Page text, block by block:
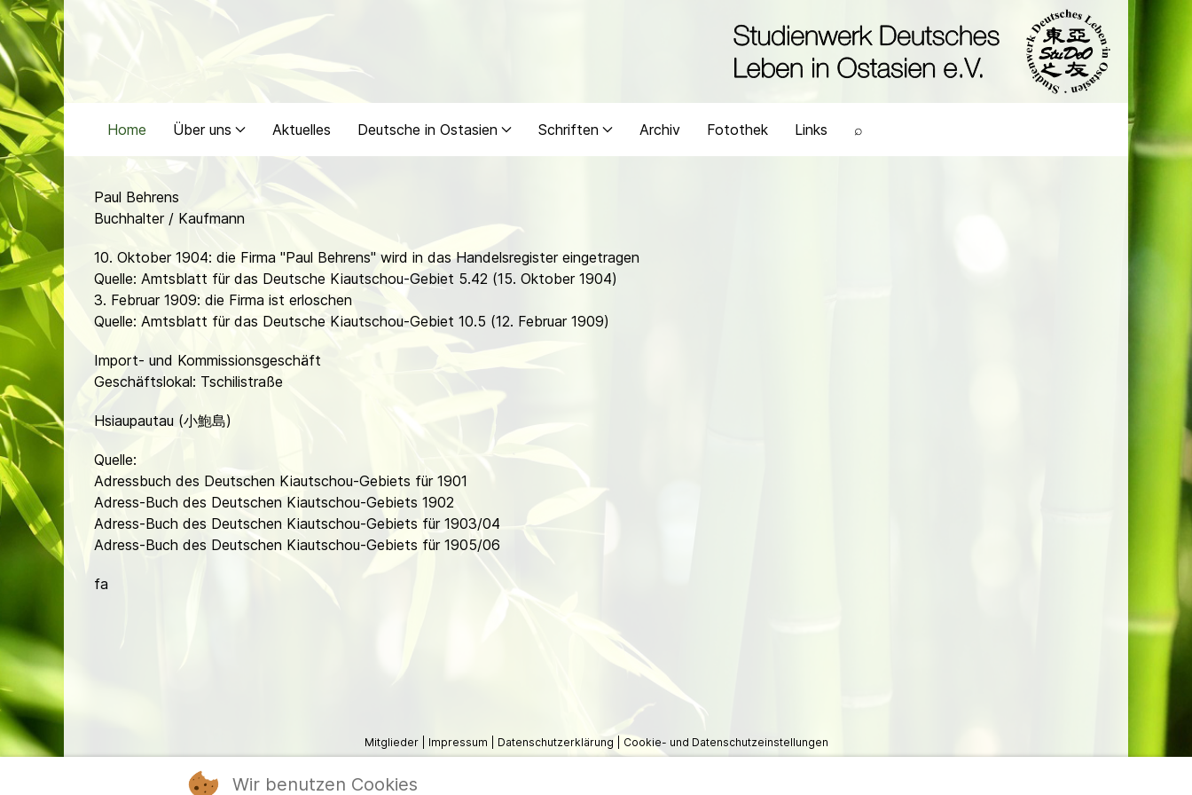
Home Über uns Aktuelles Deutsche in Ostasien Schriften Archiv Fotothek Links ⌕
Paul Behrens
Buchhalter / Kaufmann
10. Oktober 1904: die Firma "Paul Behrens" wird in das Handelsregister eingetragen
Quelle: Amtsblatt für das Deutsche Kiautschou-Gebiet 5.42 (15. Oktober 1904)
3. Februar 1909: die Firma ist erloschen
Quelle: Amtsblatt für das Deutsche Kiautschou-Gebiet 10.5 (12. Februar 1909)
Import- und Kommissionsgeschäft
Geschäftslokal: Tschilistraße
Hsiaupautau (小鮑島)
Quelle:
Adressbuch des Deutschen Kiautschou-Gebiets für 1901
Adress-Buch des Deutschen Kiautschou-Gebiets 1902
Adress-Buch des Deutschen Kiautschou-Gebiets für 1903/04
Adress-Buch des Deutschen Kiautschou-Gebiets für 1905/06
fa
Mitglieder Impressum Datenschutzerklärung Cookie- und Datenschutzeinstellungen
Wir benutzen Cookies